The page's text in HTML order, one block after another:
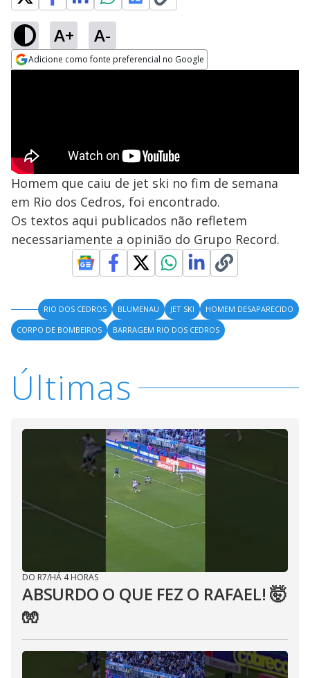
A+ A-
Adicione como fonte preferencial no Google
Homem que caiu de jet ski no fim de semana
em Rio dos Cedros, foi encontrado.
Os textos aqui publicados não refletem
necessariamente a opinião do Grupo Record.
RIO DOS CEDROS BLUMENAU JET SKI
HOMEM DESAPARECIDO
CORPO DE BOMBEIROS
BARRAGEM RIO DOS CEDROS
Últimas
DO R7/HÁ 4 HORAS
ABSURDO O QUE FEZ O RAFAEL! 🤯
🧤